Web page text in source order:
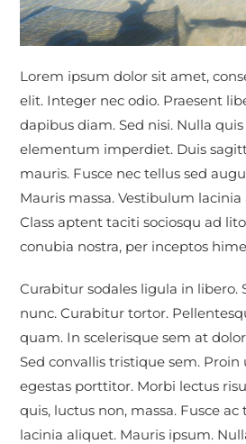
Lorem ipsum dolor sit amet,
elit. Integer nec odio. Praesent
dapibus diam. Sed nisi. Nulla
elementum imperdiet. Duis
mauris. Fusce nec tellus sed
Mauris massa. Vestibulum
Class aptent taciti sociosqu ad
conubia nostra, per inceptos
Curabitur sodales ligula in libero.
nunc. Curabitur tortor.
quam. In scelerisque sem at
Sed convallis tristique sem.
egestas porttitor. Morbi lectus
quis, luctus non, massa. Fusce
lacinia aliquet. Mauris ipsum.